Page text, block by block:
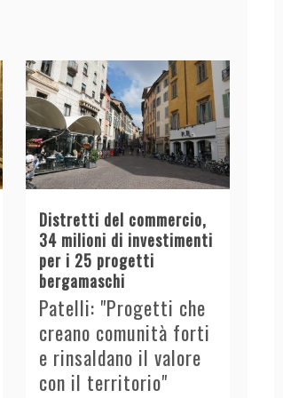
Distretti del commercio,
34 milioni di investimenti
per i 25 progetti
bergamaschi
Patelli: "Progetti che
creano comunità forti
e rinsaldano il valore
con il territorio"